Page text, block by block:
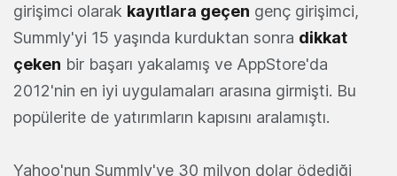
girişimci olarak kayıtlara geçen genç girişimci,
Summly'yi 15 yaşında kurduktan sonra dikkat
çeken bir başarı yakalamış ve AppStore'da
2012'nin en iyi uygulamaları arasına girmişti. Bu
popülerite de yatırımların kapısını aralamıştı.
Yahoo'nun Summly'ye 30 milyon dolar ödediği